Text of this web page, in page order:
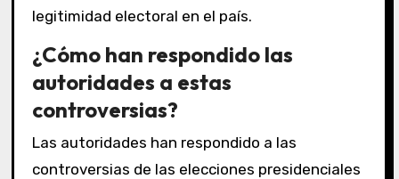
legitimidad electoral en el país.
¿Cómo han respondido las
autoridades a estas
controversias?
Las autoridades han respondido a las
controversias de las elecciones presidenciales